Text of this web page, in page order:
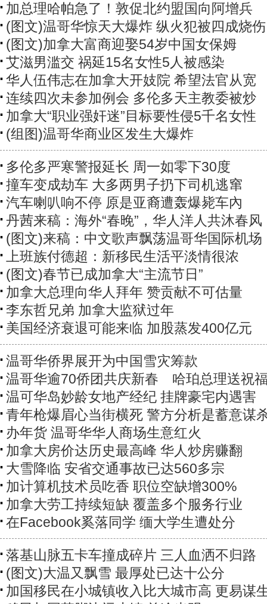
加总理哈帕急了！敦促北约盟国向阿增兵
(图文)温哥华惊天大爆炸 纵火犯被四成烧伤
(图文)加拿大富商迎娶54岁中国女保姆
艾滋男滥交 祸延15名女性5人被感染
华人伍伟志在加拿大开妓院 希望法官从宽
连续四次未参加例会 多伦多天主教委被炒
加拿大“职业强奸迷”目标要性侵5千名女性
(组图)温哥华商业区发生大爆炸
多伦多严寒警报延长 周一如零下30度
撞车变成劫车 大多两男子扔下司机逃窜
汽车喇叭响不停 原是亚裔遭轰爆毙车內
丹茜来稿：海外“春晚”，华人洋人共沐春风
(图文)来稿：中文歌声飘荡温哥华国际机场
上班族付德超：新移民生活平淡情很浓
(图文)春节已成加拿大“主流节日”
加拿大总理向华人拜年 赞贡献不可估量
李东哲兄弟 加拿大监狱过年
美国经济衰退可能来临 加股蒸发400亿元
温哥华侨界展开为中国雪灾筹款
温哥华逾70侨团共庆新春 哈珀总理送祝
温可华岛妙龄女地产经纪 挂牌豪宅内遇害
青年枪爆眉心当街横死 警方分析是蓄意谋
办年货 温哥华华人商场生意红火
加拿大房价达历史最高峰 华人炒房赚翻
大雪降临 安省交通事故已达560多宗
加计算机技术员吃香 职位空缺增300%
加拿大劳工持续短缺 覆盖多个服务行业
在Facebook奚落同学 缅大学生遭处分
落基山脉五卡车撞成碎片 三人血洒不归路
(图文)大温又飘雪 最厚处已达十公分
加国移民在小城镇收入比大城市高 更易谋